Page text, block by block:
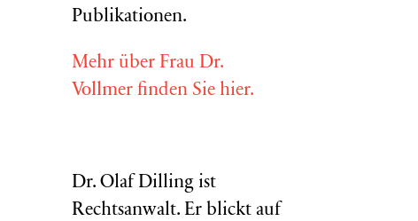
Publikationen.
Mehr über Frau Dr.
Vollmer finden Sie hier.
Dr. Olaf Dilling ist
Rechtsanwalt. Er blickt auf